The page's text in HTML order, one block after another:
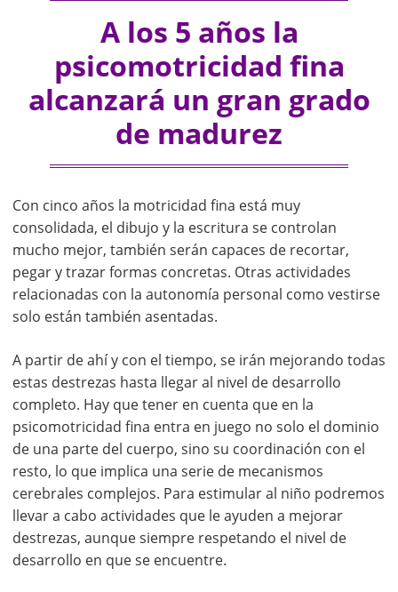
A los 5 años la
psicomotricidad fina
alcanzará un gran grado
de madurez
Con cinco años la motricidad fina está muy
consolidada, el dibujo y la escritura se controlan
mucho mejor, también serán capaces de recortar,
pegar y trazar formas concretas. Otras actividades
relacionadas con la autonomía personal como vestirse
solo están también asentadas.
A partir de ahí y con el tiempo, se irán mejorando todas
estas destrezas hasta llegar al nivel de desarrollo
completo. Hay que tener en cuenta que en la
psicomotricidad fina entra en juego no solo el dominio
de una parte del cuerpo, sino su coordinación con el
resto, lo que implica una serie de mecanismos
cerebrales complejos. Para estimular al niño podremos
llevar a cabo actividades que le ayuden a mejorar
destrezas, aunque siempre respetando el nivel de
desarrollo en que se encuentre.